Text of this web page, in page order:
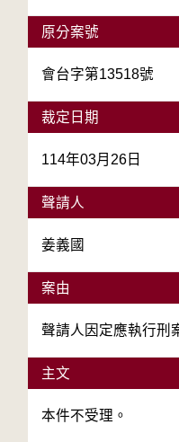
原分案號
會台字第13518號
裁定日期
114年03月26日
聲請人
姜義國
案由
聲請人因定應執行刑
主文
本件不受理。